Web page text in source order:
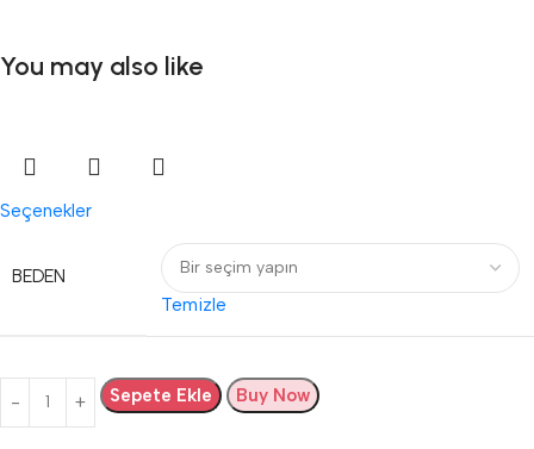
You may also like
Seçenekler
BEDEN
Temizle
Sepete Ekle Buy Now